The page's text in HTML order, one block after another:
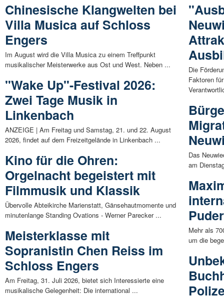
Chinesische Klangwelten bei
Villa Musica auf Schloss
Engers
Im August wird die Villa Musica zu einem Treffpunkt
musikalischer Meisterwerke aus Ost und West. Neben ...
"Wake Up"-Festival 2026:
Zwei Tage Musik in
Linkenbach
ANZEIGE | Am Freitag und Samstag, 21. und 22. August
2026, findet auf dem Freizeitgelände in Linkenbach ...
Kino für die Ohren:
Orgelnacht begeistert mit
Filmmusik und Klassik
Übervolle Abteikirche Marienstatt, Gänsehautmomente und
minutenlange Standing Ovations - Werner Parecker ...
Meisterklasse mit
Sopranistin Chen Reiss im
Schloss Engers
Am Freitag, 31. Juli 2026, bietet sich Interessierte eine
musikalische Gelegenheit: Die international ...
Die
Faktoren
Das
am
Mehr als
um die